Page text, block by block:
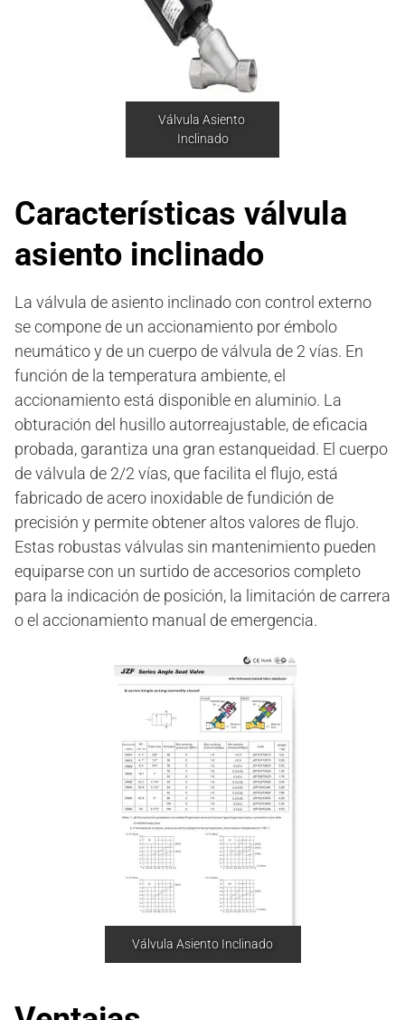
Válvula Asiento
Inclinado
Características válvula
asiento inclinado
La válvula de asiento inclinado con control externo
se compone de un accionamiento por émbolo
neumático y de un cuerpo de válvula de 2 vías. En
función de la temperatura ambiente, el
accionamiento está disponible en aluminio. La
obturación del husillo autorreajustable, de eficacia
probada, garantiza una gran estanqueidad. El cuerpo
de válvula de 2/2 vías, que facilita el flujo, está
fabricado de acero inoxidable de fundición de
precisión y permite obtener altos valores de flujo.
Estas robustas válvulas sin mantenimiento pueden
equiparse con un surtido de accesorios completo
para la indicación de posición, la limitación de carrera
o el accionamiento manual de emergencia.
Válvula Asiento Inclinado